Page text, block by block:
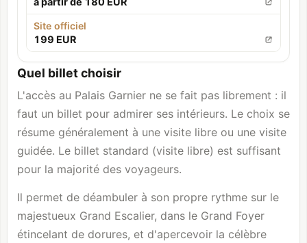
Site officiel
199 EUR
Quel billet choisir
L'accès au Palais Garnier ne se fait pas librement : il
faut un billet pour admirer ses intérieurs. Le choix se
résume généralement à une visite libre ou une visite
guidée. Le billet standard (visite libre) est suffisant
pour la majorité des voyageurs.
Il permet de déambuler à son propre rythme sur le
majestueux Grand Escalier, dans le Grand Foyer
étincelant de dorures, et d'apercevoir la célèbre